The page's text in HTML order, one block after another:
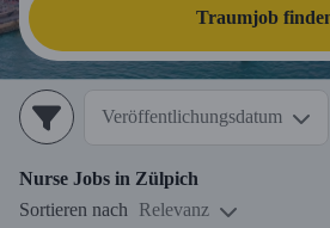
Traumjob
Veröffentlichungsdatum
Nurse Jobs in Zülpich
Sortieren nach Relevanz